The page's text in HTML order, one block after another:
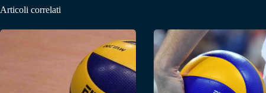
Articoli correlati